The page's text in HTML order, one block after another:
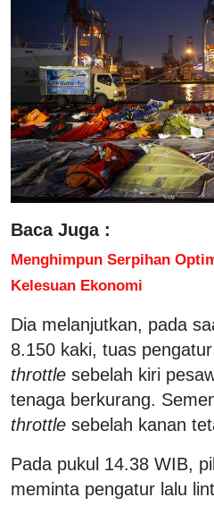
Baca Juga :
Menghimpun Serpihan
Kelesuan Ekonomi
Dia melanjutkan, pada
8.150 kaki, tuas
throttle sebelah kiri
tenaga berkurang.
throttle sebelah kanan
Pada pukul 14.38 WIB,
meminta pengatur lalu